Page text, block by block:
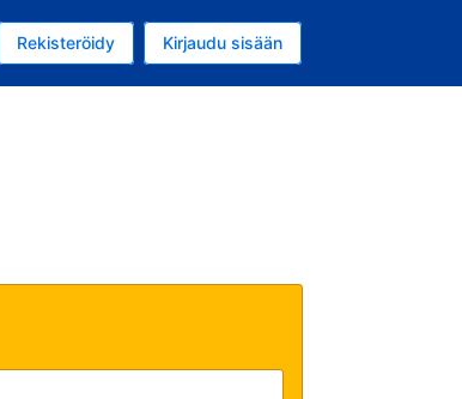
dollari
Rekisteröidy Kirjaudu sisään